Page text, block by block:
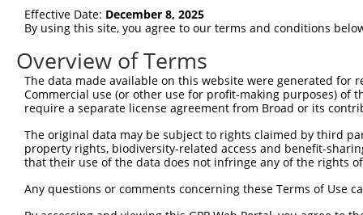
Effective Date: December 8, 2025
By using this site, you agree to our terms and conditions
Overview of Terms
The data made available on this website were generated
Commercial use (or other use for profit-making purposes) of
require a separate license agreement from Broad or its
The original data may be subject to rights claimed by third
property rights, biodiversity-related access and benefit-
that their use of the data does not infringe any of the rights
Any questions or comments concerning these Terms of Use